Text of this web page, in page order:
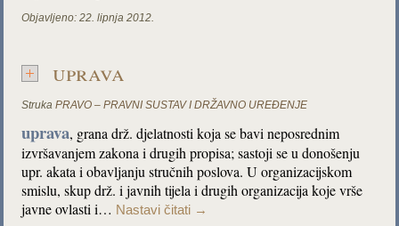
Objavljeno: 22. lipnja 2012.
uprava
Struka PRAVO – PRAVNI SUSTAV I DRŽAVNO UREĐENJE
uprava, grana drž. djelatnosti koja se bavi neposrednim
izvršavanjem zakona i drugih propisa; sastoji se u donošenju
upr. akata i obavljanju stručnih poslova. U organizacijskom
smislu, skup drž. i javnih tijela i drugih organizacija koje vrše
javne ovlasti i… Nastavi čitati →